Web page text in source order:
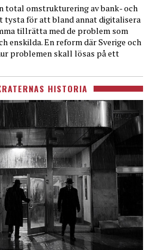
total omstrukturering av bank- och
tysta för att bland annat digitalisera
tillrätta med de problem som
enskilda. En reform där Sverige och
problemen skall lösas på ett
HISTORIA